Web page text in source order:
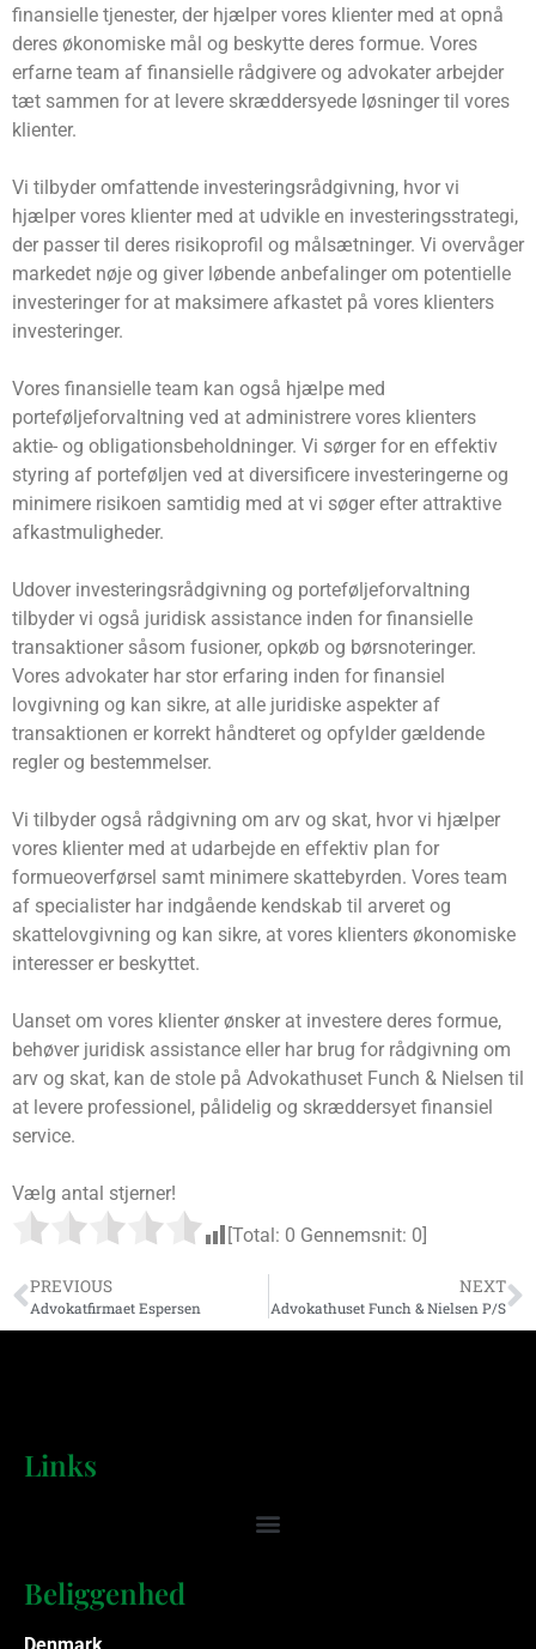
finansielle tjenester, der hjælper vores klienter med at opnå
deres økonomiske mål og beskytte deres formue. Vores
erfarne team af finansielle rådgivere og advokater arbejder
tæt sammen for at levere skræddersyede løsninger til vores
klienter.
Vi tilbyder omfattende investeringsrådgivning, hvor vi
hjælper vores klienter med at udvikle en investeringsstrategi,
der passer til deres risikoprofil og målsætninger. Vi overvåger
markedet nøje og giver løbende anbefalinger om potentielle
investeringer for at maksimere afkastet på vores klienters
investeringer.
Vores finansielle team kan også hjælpe med
porteføljeforvaltning ved at administrere vores klienters
aktie- og obligationsbeholdninger. Vi sørger for en effektiv
styring af porteføljen ved at diversificere investeringerne og
minimere risikoen samtidig med at vi søger efter attraktive
afkastmuligheder.
Udover investeringsrådgivning og porteføljeforvaltning
tilbyder vi også juridisk assistance inden for finansielle
transaktioner såsom fusioner, opkøb og børsnoteringer.
Vores advokater har stor erfaring inden for finansiel
lovgivning og kan sikre, at alle juridiske aspekter af
transaktionen er korrekt håndteret og opfylder gældende
regler og bestemmelser.
Vi tilbyder også rådgivning om arv og skat, hvor vi hjælper
vores klienter med at udarbejde en effektiv plan for
formueoverførsel samt minimere skattebyrden. Vores team
af specialister har indgående kendskab til arveret og
skattelovgivning og kan sikre, at vores klienters økonomiske
interesser er beskyttet.
Uanset om vores klienter ønsker at investere deres formue,
behøver juridisk assistance eller har brug for rådgivning om
arv og skat, kan de stole på Advokathuset Funch & Nielsen til
at levere professionel, pålidelig og skræddersyet finansiel
service.
Vælg antal stjerner!
[Total: 0 Gennemsnit: 0
PREVIOUS
Advokatfirmaet Espersen
NEXT
Advokathuset Funch & Nielsen P/S
Links
Beliggenhed